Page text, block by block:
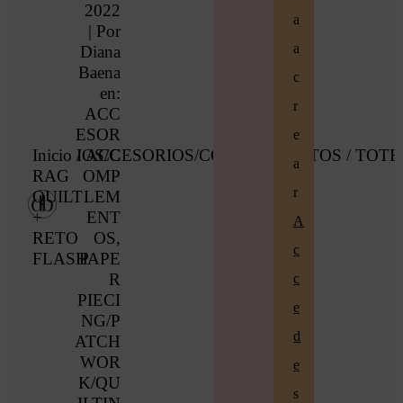
Inicio /ACCESORIOS/COMPLEMENTOS / TOTE
RAG
QUILT
+
RETO
FLASH
2022
| Por
Diana
Baena
en:
ACC
ESOR
IOS/C
OMP
LEM
ENT
OS,
PAPE
R
PIECI
NG/P
ATCH
WOR
K/QU
a
a
c
r
e
a
r
A
c
c
e
d
e
s